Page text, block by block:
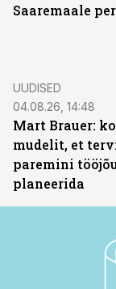
Saaremaale
UUDISED
04.08.26, 14:48
Mart Brauer:
mudelit, et
paremini
planeerida